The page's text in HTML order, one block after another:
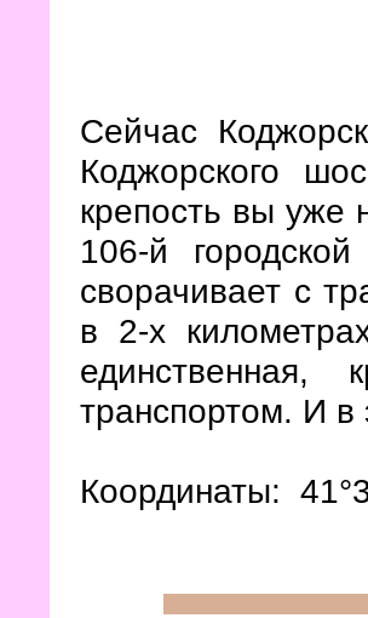
Сейчас
Коджорского
крепость вы уже
106-й
сворачивает с
в 2-х
единственная,
транспортом. И в
Координаты: